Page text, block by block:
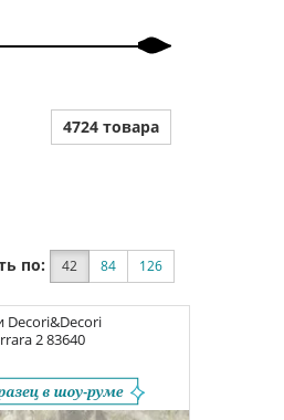
4724 товара
по: 42 84 126
Decori&Decori
283640